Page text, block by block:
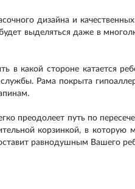
дизайна и
выделяться даже в
в какой стороне катается
Рама покрыта
преодолеет путь по
корзинкой, в которую
равнодушным Вашего